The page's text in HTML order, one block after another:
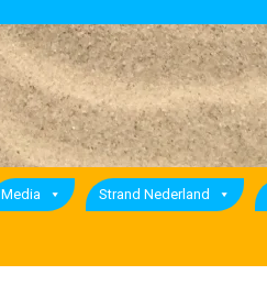
Media Strand Nederland